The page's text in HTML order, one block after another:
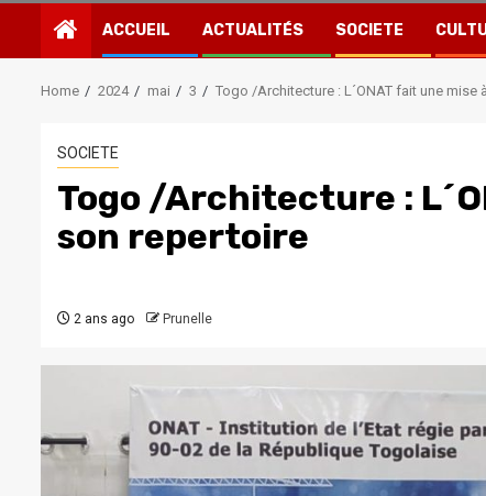
ACCUEIL ACTUALITÉS SOCIETE
Home 2024 mai 3 Togo /Architecture : L´ONAT fait une mise
SOCIETE
Togo /Architecture :
son repertoire
2 ans ago Prunelle